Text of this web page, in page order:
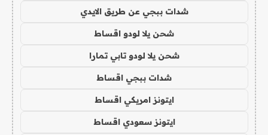
شدات ببجي عن طريق الايدي
شحن يلا لودو اقساط
شحن يلا لودو تابي تمارا
شدات ببجي اقساط
ايتونز امريكي اقساط
ايتونز سعودي اقساط